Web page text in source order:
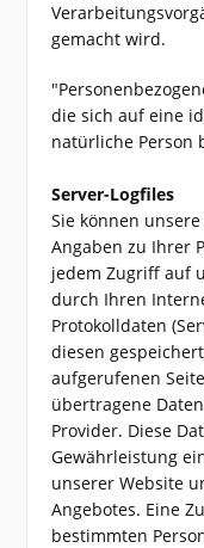
gemacht wird.
die sich auf eine
natürliche Person
Server-Logfiles
Sie können
Angaben zu Ihrer
jedem Zugriff auf
durch Ihren
Protokolldaten
diesen
aufgerufenen
übertragene
Provider. Diese
Gewährleistung
unserer Website
Angebotes. Eine
bestimmten